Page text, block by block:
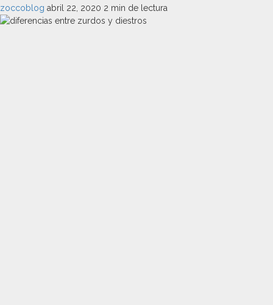
zoccoblog abril 22, 2020 2 min de lectura